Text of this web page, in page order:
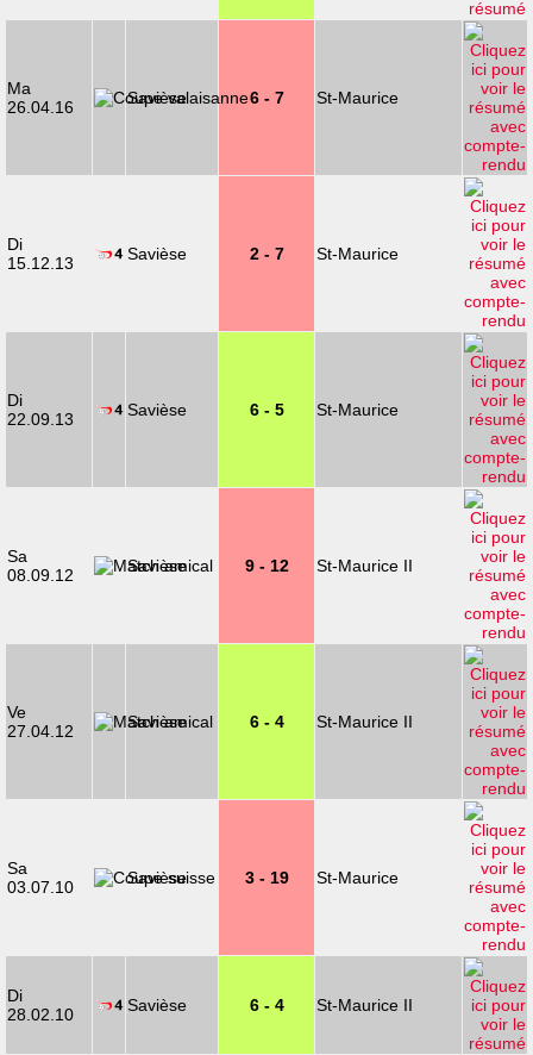
Ma
26.04.16
Savièse 6 - 7 St-Maurice
Di
15.12.13
Savièse 2 - 7 St-Maurice
Di
22.09.13
Savièse 6 - 5 St-Maurice
Sa
08.09.12
Savièse 9 - 12 St-Maurice II
Ve
27.04.12
Savièse 6 - 4 St-Maurice II
Sa
03.07.10
Savièse 3 - 19 St-Maurice
Di
28.02.10
Savièse 6 - 4 St-Maurice II